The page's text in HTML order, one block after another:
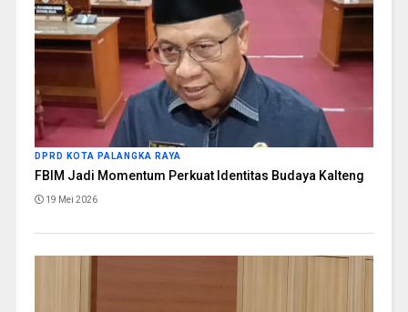
DPRD KOTA PALANGKA RAYA
FBIM Jadi Momentum Perkuat Identitas Budaya Kalteng
19 Mei 2026